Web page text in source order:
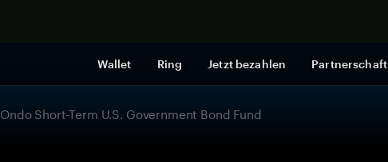
Wallet Ring Jetzt bezahlen Partnerschaft
Ondo Short-Term U.S. Government Bond Fund